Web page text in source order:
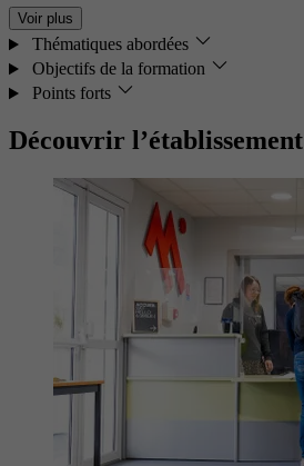
Voir plus
Thématiques abordées
Objectifs de la formation
Points forts
Découvrir l’établissement